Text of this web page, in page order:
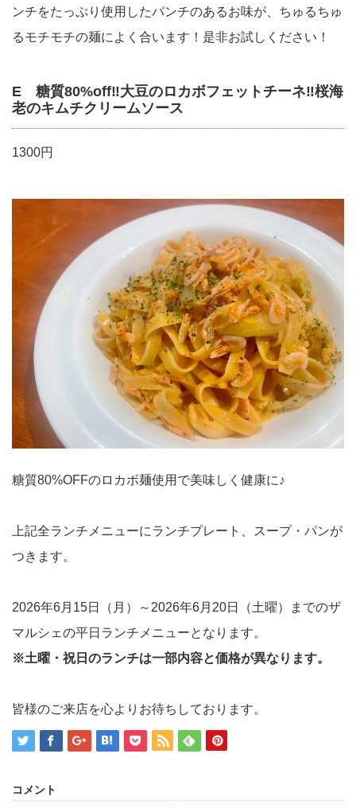
ンチをたっぷり使用したパンチのあるお味が、ちゅるちゅ
るモチモチの麺によく合います！是非お試しください！
E 糖質80%off‼︎大豆のロカボフェットチーネ‼︎桜海
老のキムチクリームソース
1300円
糖質80%OFFのロカボ麺使用で美味しく健康に♪
上記全ランチメニューにランチプレート、スープ・パンが
つきます。
2026年6月15日（月）～2026年6月20日（土曜）までのザ
マルシェの平日ランチメニューとなります。
※土曜・祝日のランチは一部内容と価格が異なります。
皆様のご来店を心よりお待ちしております。
コメント